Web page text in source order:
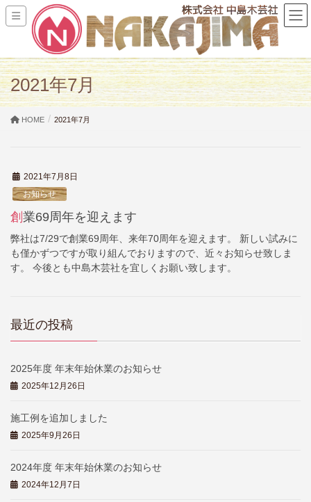
2021年7月
HOME 2021年7月
2021年7月8日
お知らせ
創業69周年を迎えます
弊社は7/29で創業69周年、来年70周年を迎えます。 新しい試みに
も僅かずつですが取り組んでおりますので、近々お知らせ致しま
す。 今後とも中島木芸社を宜しくお願い致します。
最近の投稿
2025年度 年末年始休業のお知らせ
2025年12月26日
施工例を追加しました
2025年9月26日
2024年度 年末年始休業のお知らせ
2024年12月7日